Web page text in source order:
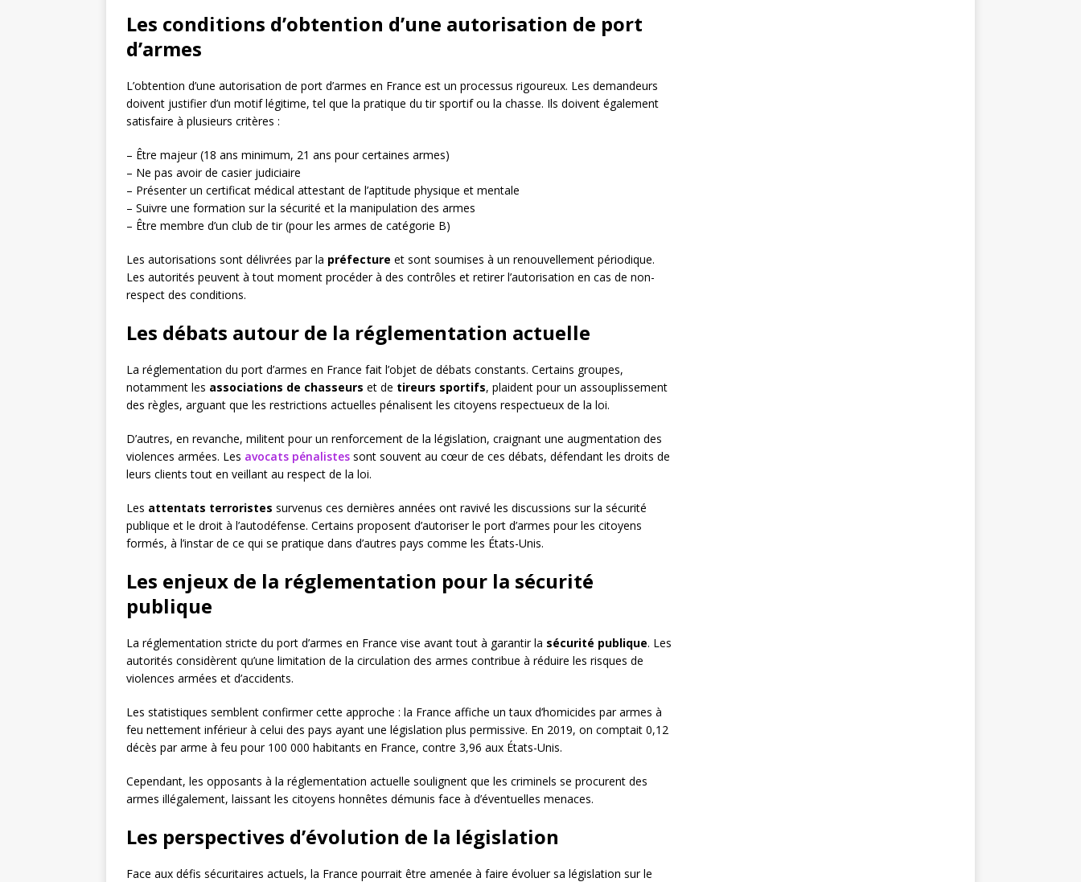
Les conditions d’obtention d’une autorisation de port
d’armes
L’obtention d’une autorisation de port d’armes en France est un processus rigoureux. Les demandeurs
doivent justifier d’un motif légitime, tel que la pratique du tir sportif ou la chasse. Ils doivent également
satisfaire à plusieurs critères :
– Être majeur (18 ans minimum, 21 ans pour certaines armes)
– Ne pas avoir de casier judiciaire
– Présenter un certificat médical attestant de l’aptitude physique et mentale
– Suivre une formation sur la sécurité et la manipulation des armes
– Être membre d’un club de tir (pour les armes de catégorie B)
Les autorisations sont délivrées par la préfecture et sont soumises à un renouvellement périodique.
Les autorités peuvent à tout moment procéder à des contrôles et retirer l’autorisation en cas de non-
respect des conditions.
Les débats autour de la réglementation actuelle
La réglementation du port d’armes en France fait l’objet de débats constants. Certains groupes,
notamment les associations de chasseurs et de tireurs sportifs, plaident pour un assouplissement
des règles, arguant que les restrictions actuelles pénalisent les citoyens respectueux de la loi.
D’autres, en revanche, militent pour un renforcement de la législation, craignant une augmentation des
violences armées. Les avocats pénalistes sont souvent au cœur de ces débats, défendant les droits de
leurs clients tout en veillant au respect de la loi.
Les attentats terroristes survenus ces dernières années ont ravivé les discussions sur la sécurité
publique et le droit à l’autodéfense. Certains proposent d’autoriser le port d’armes pour les citoyens
formés, à l’instar de ce qui se pratique dans d’autres pays comme les États-Unis.
Les enjeux de la réglementation pour la sécurité
publique
La réglementation stricte du port d’armes en France vise avant tout à garantir la sécurité publique. Les
autorités considèrent qu’une limitation de la circulation des armes contribue à réduire les risques de
violences armées et d’accidents.
Les statistiques semblent confirmer cette approche : la France affiche un taux d’homicides par armes à
feu nettement inférieur à celui des pays ayant une législation plus permissive. En 2019, on comptait 0,12
décès par arme à feu pour 100 000 habitants en France, contre 3,96 aux États-Unis.
Cependant, les opposants à la réglementation actuelle soulignent que les criminels se procurent des
armes illégalement, laissant les citoyens honnêtes démunis face à d’éventuelles menaces.
Les perspectives d’évolution de la législation
Face aux défis sécuritaires actuels, la France pourrait être amenée à faire évoluer sa législation sur le